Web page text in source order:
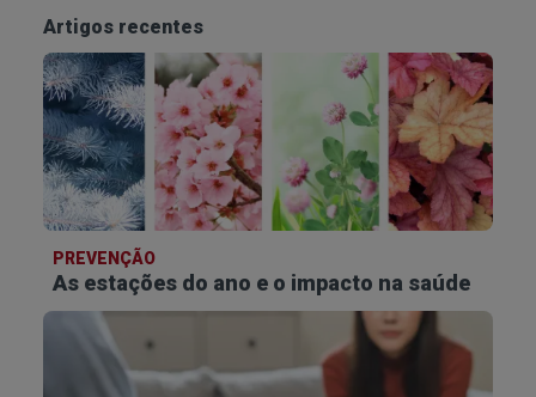
Artigos recentes
PREVENÇÃO
As estações do ano e o impacto na saúde